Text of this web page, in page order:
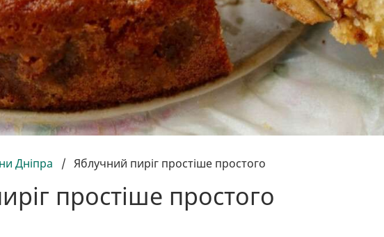
Дніпра / Яблучний пиріг простіше простого
простіше простого